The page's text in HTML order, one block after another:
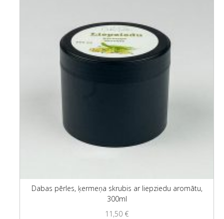
Dabas pērles, ķermeņa skrubis ar liepziedu aromātu,
300ml
11,50 €